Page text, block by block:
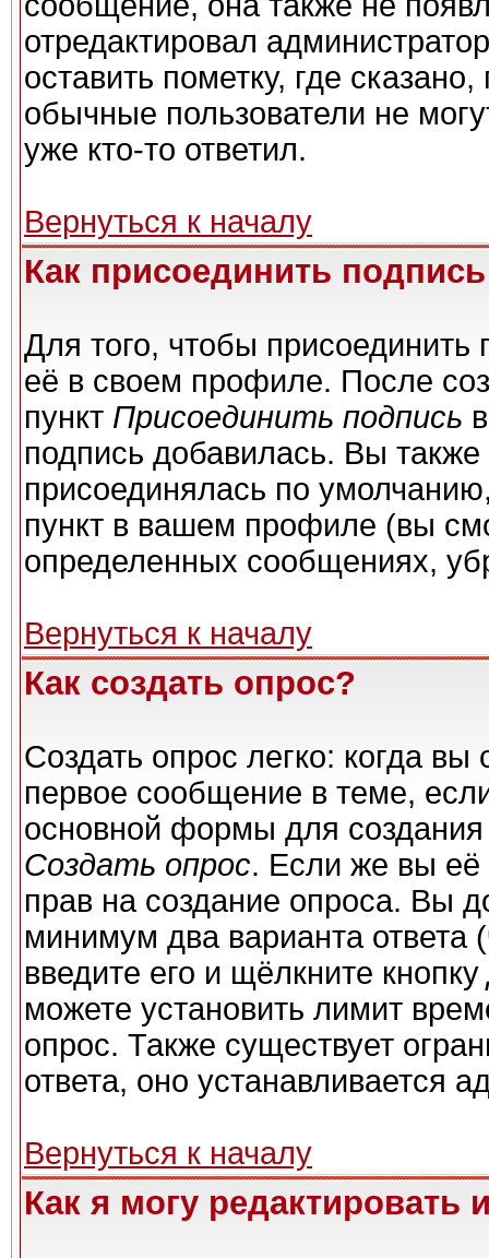
отредактировал
оставить пометку, где
обычные пользователи не
уже кто-то ответил.
Вернуться к началу
Как присоединить
Для того, чтобы
её в своем профиле. После
пункт Присоединить подпись
подпись добавилась. Вы
присоединялась по
пункт в вашем профиле (вы
определенных сообщениях,
Вернуться к началу
Как создать опрос?
Создать опрос легко: когда вы
первое сообщение в теме,
основной формы для
Создать опрос. Если же вы её
прав на создание опроса. Вы
минимум два варианта ответа
введите его и щёлкните кнопку
можете установить лимит
опрос. Также существует
ответа, оно устанавливается
Вернуться к началу
Как я могу редактировать